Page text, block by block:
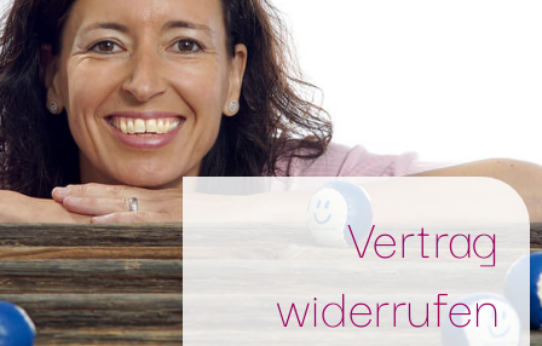
Vertrag
widerrufen